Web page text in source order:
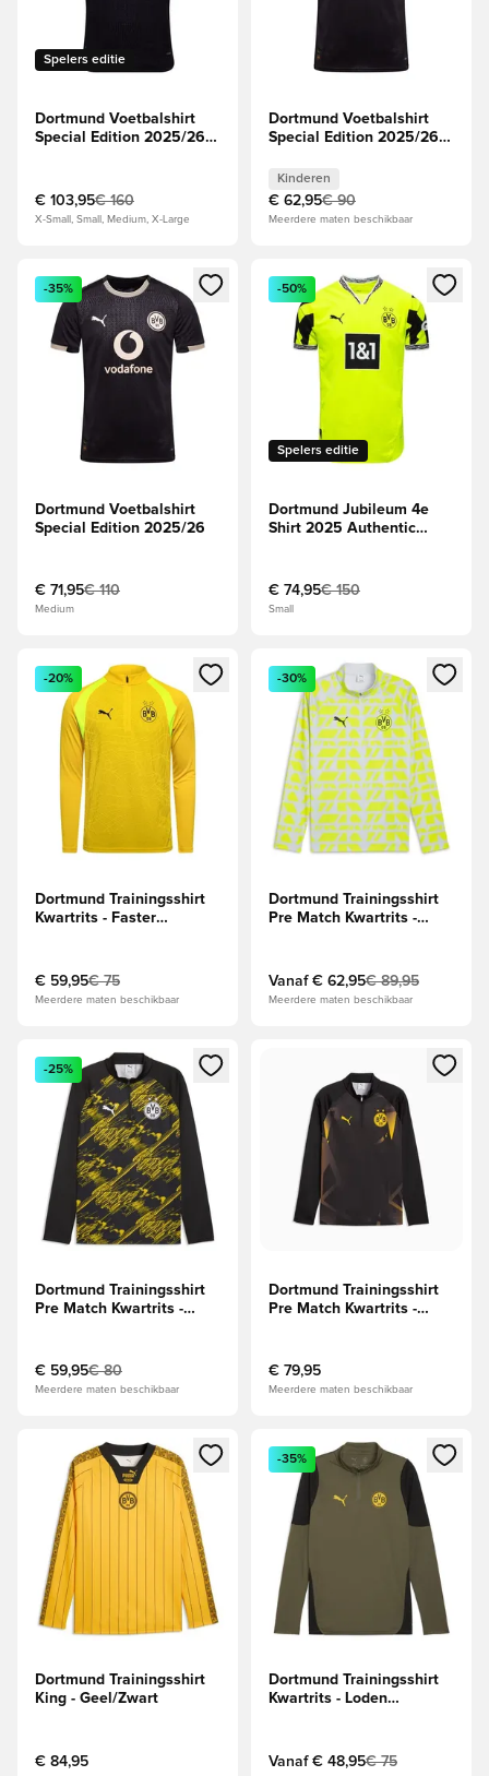
Spelers editie
Dortmund Voetbalshirt
Special Edition 2025/26
€ 103,95€ 160
X-Small, Small, Medium, X-Large
Dortmund Voetbalshirt
Special Edition 2025/26
Kinderen
€ 62,95€ 90
Meerdere maten beschikbaar
Opent een venster om in te loggen of je aan te melden als
-35%
Dortmund Voetbalshirt
Special Edition 2025/26
€ 71,95€ 110
Medium
Opent een venster om in te
Spelers editie
-50%
Dortmund Jubileum 4e
Shirt 2025 Authentic
€ 74,95€ 150
Small
Opent een venster om in te loggen of je aan te melden als
-20%
Dortmund Trainingsshirt
Kwartrits - Faster
€ 59,95€ 75
Meerdere maten beschikbaar
Opent een venster om in te
-30%
Dortmund Trainingsshirt
Pre Match Kwartrits -
Vanaf € 62,95€ 89,95
Meerdere maten beschikbaar
Opent een venster om in te loggen of je aan te melden als
-25%
Dortmund Trainingsshirt
Pre Match Kwartrits -
€ 59,95€ 80
Meerdere maten beschikbaar
Opent een venster om in te
Dortmund Trainingsshirt
Pre Match Kwartrits -
€ 79,95
Meerdere maten beschikbaar
Opent een venster om in te loggen of je aan te melden als
Dortmund Trainingsshirt
King - Geel/Zwart
€ 84,95
Opent een venster om in te
-35%
Dortmund Trainingsshirt
Kwartrits - Loden
Vanaf € 48,95€ 75